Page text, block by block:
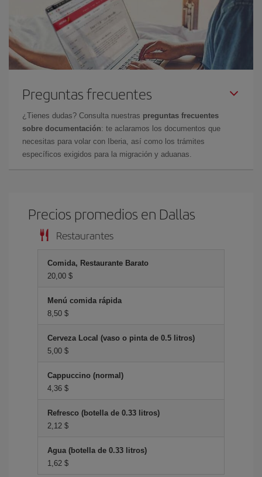
Preguntas frecuentes
¿Tienes dudas? Consulta nuestras preguntas frecuentes
sobre documentación: te aclaramos los documentos que
necesitas para volar con Iberia, así como los trámites
específicos exigidos para la migración y aduanas.
Precios promedios en Dallas
Restaurantes
Comida, Restaurante Barato
20,00 $
Menú comida rápida
8,50 $
Cerveza Local (vaso o pinta de 0.5 litros)
5,00 $
Cappuccino (normal)
4,36 $
Refresco (botella de 0.33 litros)
2,12 $
Agua (botella de 0.33 litros)
1,62 $